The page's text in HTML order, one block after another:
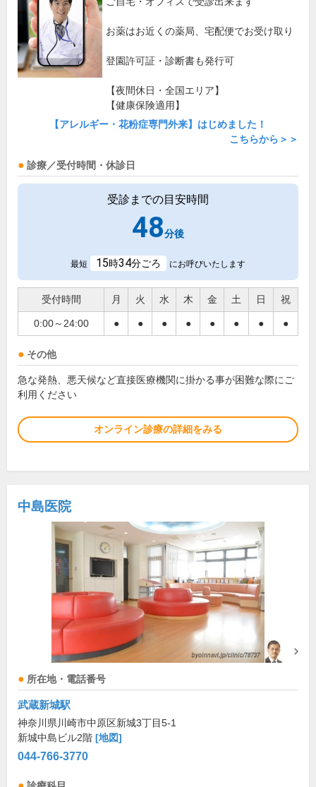
お薬はお近くの薬局、宅配便でお受け取り
登園許可証・診断書も発行可
【夜間休日・全国エリア】
【健康保険適用】
【アレルギー・花粉症専門外来】はじめました！
こちらから＞＞
診療／受付時間・休診日
受診までの目安時間
48分後
最短 15時34分ごろ にお呼びいたします
受付時間 月 火 水 木 金 土 日 祝
0:00～24:00 ● ● ● ● ● ● ● ●
その他
急な発熱、悪天候など直接医療機関に掛かる事が困難な際にご
利用ください
オンライン診療の詳細をみる
中島医院
所在地・電話番号
武蔵新城駅
神奈川県川崎市中原区新城3丁目5-1
新城中島ビル2階 [地図]
044-766-3770